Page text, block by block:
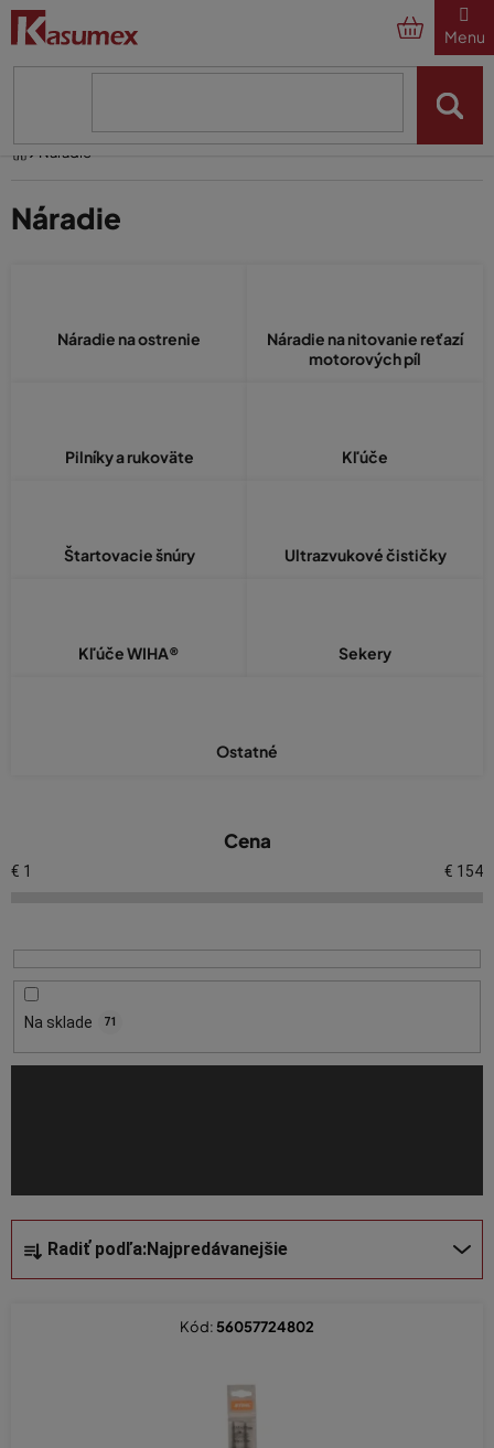
Prejsť
obsah
Náradie
Náradie
Náradie na ostrenie
Náradie na nitovanie reťazí
motorových píl
Pilníky a rukoväte Kľúče
Štartovacie šnúry Ultrazvukové čističky
Kľúče WIHA® Sekery
Ostatné
a
d
Radiť podľa:Najpredávanejšie
Cena
€ 1 € 154
Na sklade 71
p
p
r
o
d
v
Kód: 56057724802